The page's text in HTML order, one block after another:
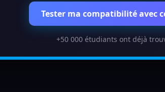
Tester ma compatibilité avec
+50 000 étudiants ont déjà